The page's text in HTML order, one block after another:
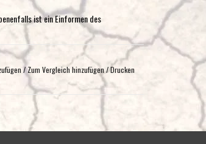
ist ein Einformen des
ist ein Einformen des
/Zum Vergleich hinzufügen/Drucken